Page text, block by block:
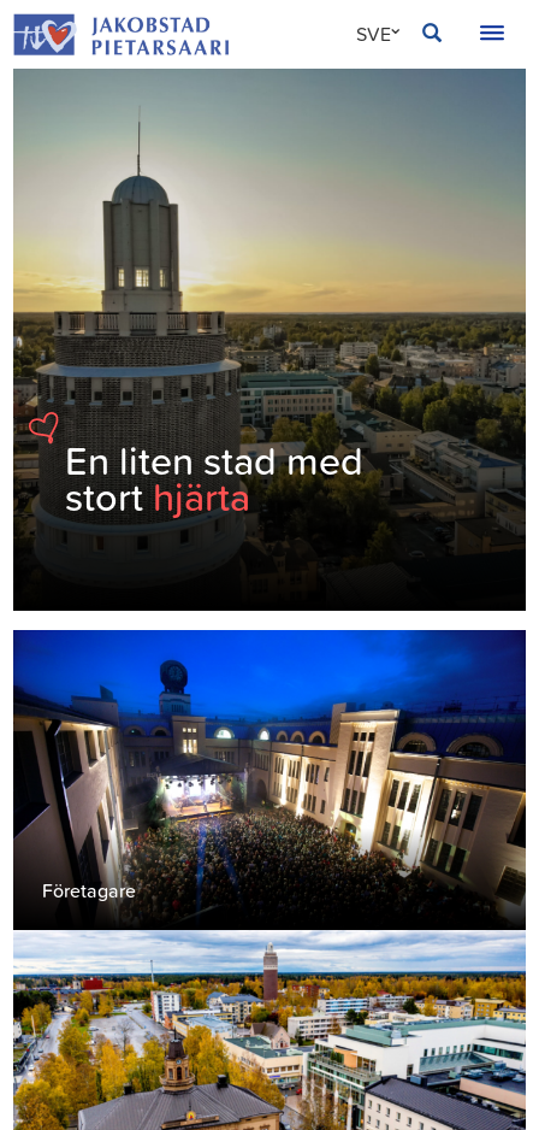
Hoppa
till
innehållet
SVE
En liten stad med
storthjärta
Företagare